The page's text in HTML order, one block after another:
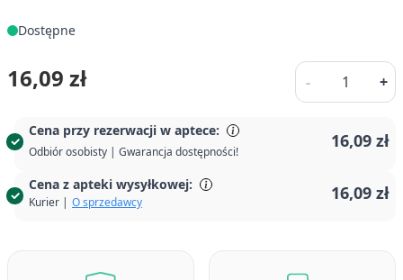
Dostępne
Cena przy rezerwacji w aptece:
Odbiór osobisty | Gwarancja dostępności!
16,09 zł
Cena z apteki wysyłkowej:
Kurier | O sprzedawcy 16,09 zł
16,09 zł -
Ilość
+